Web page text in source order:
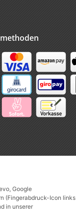
Google
(Fingerabdruck-Icon links
in unserer